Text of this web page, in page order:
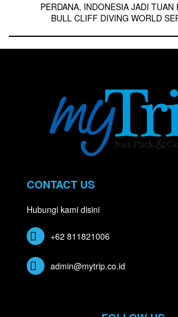
PERDANA, INDONESIA JADI TUAN
BULL CLIFF DIVING WORLD
CONTACT US
Hubungi kami disini
+62 811821006
admin@mytrip.co.id